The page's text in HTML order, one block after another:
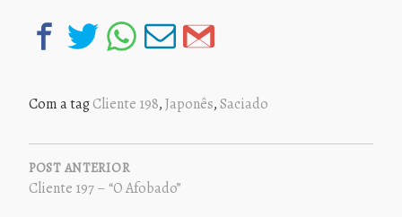
Com a tagCliente 198,Japonês,Saciado
NAVEGAÇÃO
DE
POST
POST ANTERIOR
Cliente 197 – “O Afobado”